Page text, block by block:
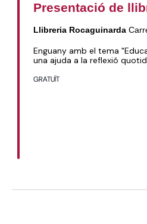
Presentació de
Llibreria Rocaguinarda
Enguany amb el tema
una ajuda a la reflexió
GRATUÏT